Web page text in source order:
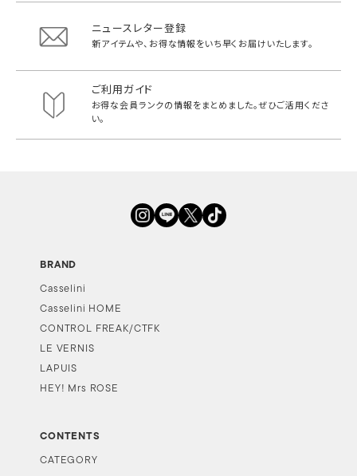
ニュースレター登録
新アイテムや、お得な情報をいち早く お届けいたします。
ご利用ガイド
お得な会員ランクの情報をまとめました。ぜひご活用くださ
い。
BRAND
Casselini
Casselini HOME
CONTROL FREAK/CTFK
LE VERNIS
LAPUIS
HEY! Mrs ROSE
CONTENTS
CATEGORY